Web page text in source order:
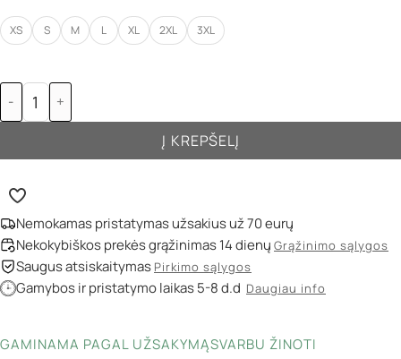
XS S M L XL 2XL 3XL
- +
Į KREPŠELĮ
Nemokamas pristatymas užsakius už 70 eurų
Nekokybiškos prekės grąžinimas 14 dienų Grąžinimo sąlygos
Saugus atsiskaitymas Pirkimo sąlygos
Gamybos ir pristatymo laikas 5-8 d.d Daugiau info
GAMINAMA PAGAL UŽSAKYMĄSVARBU ŽINOTI